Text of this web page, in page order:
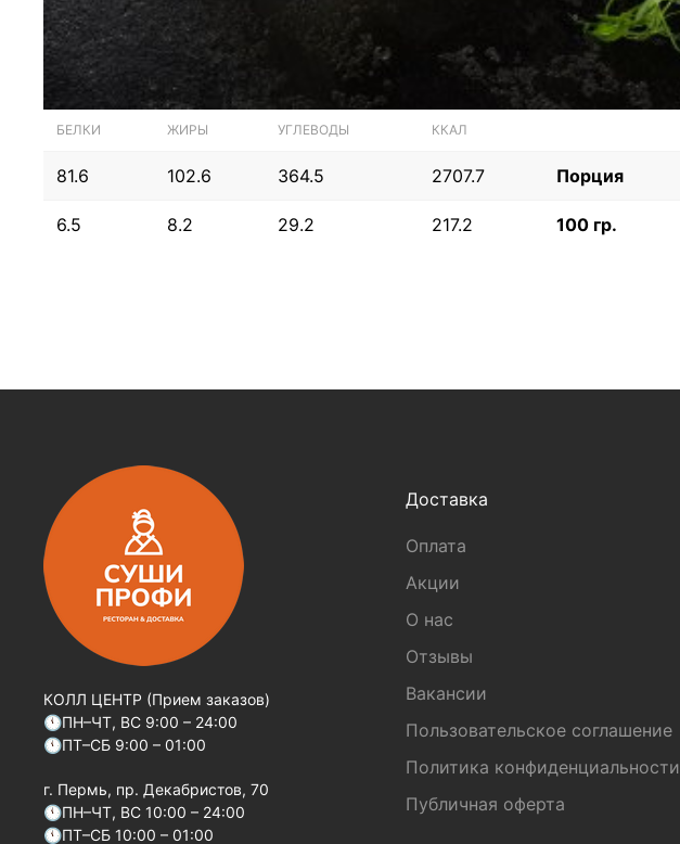
БЕЛКИ ЖИРЫ УГЛЕВОДЫ ККАЛ
81.6 102.6 364.5 2707.7 Порция
6.5 8.2 29.2 217.2 100 гр.
КОЛЛ ЦЕНТР (Прием заказов)
🕚ПН–ЧТ, ВС 9:00 – 24:00
🕚ПТ–СБ 9:00 – 01:00
г. Пермь, пр. Декабристов, 70
🕚ПН–ЧТ, ВС 10:00 – 24:00
🕚ПТ–СБ 10:00 – 01:00
Доставка
Оплата
Акции
О нас
Отзывы
Вакансии
Пользовательское соглашение
Политика конфиденциальности
Публичная оферта